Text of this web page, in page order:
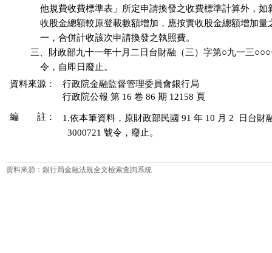
他規費收費標準表」所定申請換發之收費標準計算外，
收股金總額較原登載數額增加，應按實收股金總額增加
              一，合併計收該次申請換發之執照費。
三、財政部九十一年十月二日台財融（三）字第○九一三
資料來源：
行政院金融監督管理委員會銀行局
行政院公報 第 16 卷 86 期 12158 頁
編 註：
1.依本筆資料，原財政部民國 91 年 10 月 2  日台財
資料來源：銀行局金融法規全文檢索查詢系統